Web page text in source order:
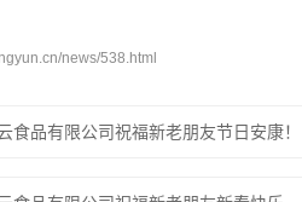
news/538.html
食品有限公司祝福新老朋友节日安康！